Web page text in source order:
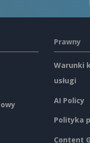
Prawny
Warunki
usługi
AI Policy
Polityka
Content